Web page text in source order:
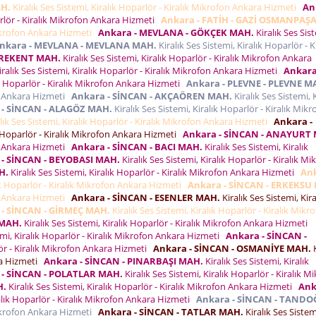
Kiralık Ses Sistemi, Kiralık Hoparlör - Kiralık Mikrofon Ankara Hizmeti
- Kiralık Mikrofon Ankara Hizmeti Ankara - FATİH - GAZİ OSMANPAŞA
Ankara Hizmeti Ankara - MEVLANA - GÖKÇEK MAH. Kiralık Ses
- MEVLANA - MEVLANA MAH. Kiralık Ses Sistemi, Kiralık Hoparlör -
MAH. Kiralık Ses Sistemi, Kiralık Hoparlör - Kiralık Mikrofon Ankara
Ses Sistemi, Kiralık Hoparlör - Kiralık Mikrofon Ankara Hizmeti
Hoparlör - Kiralık Mikrofon Ankara Hizmeti Ankara - PLEVNE - PLEVNE
Hizmeti Ankara - SİNCAN - AKÇAÖREN MAH. Kiralık Ses Sistemi,
SİNCAN - ALAGÖZ MAH. Kiralık Ses Sistemi, Kiralık Hoparlör - Kiralık
Ses Sistemi, Kiralık Hoparlör - Kiralık Mikrofon Ankara Hizmeti Ankara -
- Kiralık Mikrofon Ankara Hizmeti Ankara - SİNCAN - ANAYURT
Ankara Hizmeti Ankara - SİNCAN - BACI MAH. Kiralık Ses Sistemi, Kiralık
SİNCAN - BEYOBASI MAH. Kiralık Ses Sistemi, Kiralık Hoparlör - Kiralık
Kiralık Ses Sistemi, Kiralık Hoparlör - Kiralık Mikrofon Ankara Hizmeti
Hoparlör - Kiralık Mikrofon Ankara Hizmeti Ankara - SİNCAN - ERKEKSU
Hizmeti Ankara - SİNCAN - ESENLER MAH. Kiralık Ses Sistemi,
SİNCAN - GİRMEÇ MAH. Kiralık Ses Sistemi, Kiralık Hoparlör - Kiralık
Kiralık Ses Sistemi, Kiralık Hoparlör - Kiralık Mikrofon Ankara Hizmeti
Kiralık Hoparlör - Kiralık Mikrofon Ankara Hizmeti Ankara - SİNCAN -
- Kiralık Mikrofon Ankara Hizmeti Ankara - SİNCAN - OSMANİYE MAH.
Hizmeti Ankara - SİNCAN - PINARBAŞI MAH. Kiralık Ses Sistemi, Kiralık
SİNCAN - POLATLAR MAH. Kiralık Ses Sistemi, Kiralık Hoparlör - Kiralık
Kiralık Ses Sistemi, Kiralık Hoparlör - Kiralık Mikrofon Ankara Hizmeti
Hoparlör - Kiralık Mikrofon Ankara Hizmeti Ankara - SİNCAN -
Ankara Hizmeti Ankara - SİNCAN - TATLAR MAH. Kiralık Ses